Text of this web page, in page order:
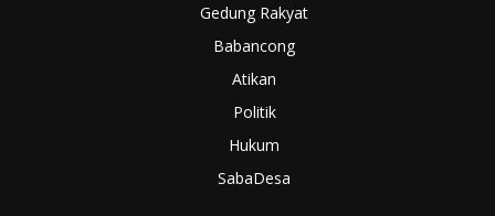
Gedung Rakyat
Babancong
Atikan
Politik
Hukum
SabaDesa